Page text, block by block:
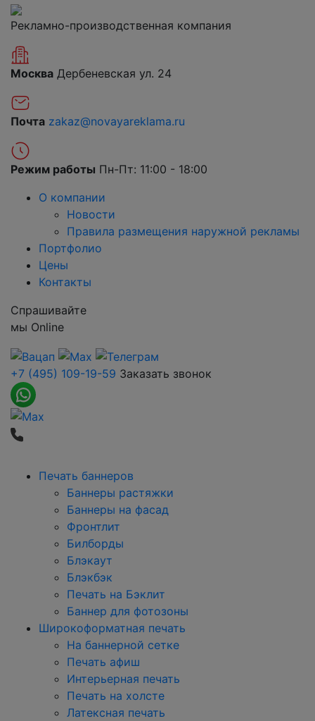
Рекламно-производственная компания
Москва Дербеневская ул. 24
Почта zakaz@novayareklama.ru
Режим работы Пн-Пт: 11:00 - 18:00
О компании
Новости
Правила размещения наружной рекламы
Портфолио
Цены
Контакты
Спрашивайте
мы Online
+7 (495) 109-19-59 Заказать звонок
Печать баннеров
Баннеры растяжки
Баннеры на фасад
Фронтлит
Билборды
Блэкаут
Блэкбэк
Печать на Бэклит
Баннер для фотозоны
Широкоформатная печать
На баннерной сетке
Печать афиш
Интерьерная печать
Печать на холсте
Латексная печать